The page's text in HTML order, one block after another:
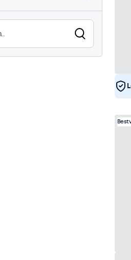
Zonlicht afleesbaar
0
Continu gebruik (24/7)
21